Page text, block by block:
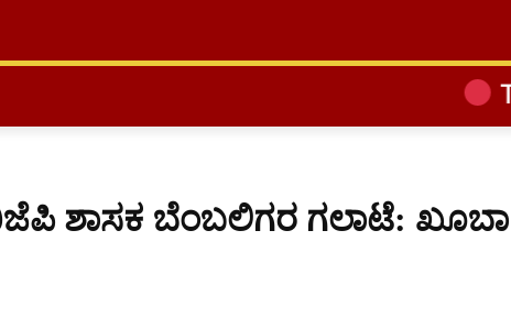
TOP STORIES
ಶಾಸಕ ಬೆಂಬಲಿಗರ ಗಲಾಟೆ: ಖೂಬಾ